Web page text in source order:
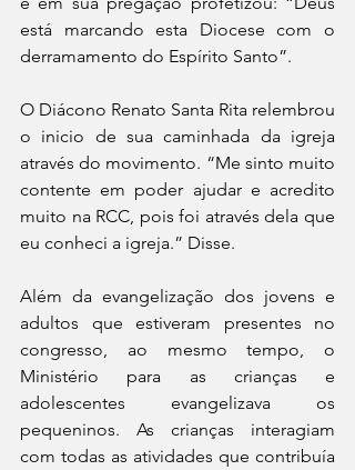
está marcando esta Diocese com o
derramamento do Espírito Santo”.
O Diácono Renato Santa Rita relembrou
o inicio de sua caminhada da igreja
através do movimento. “Me sinto muito
contente em poder ajudar e acredito
muito na RCC, pois foi através dela que
eu conheci a igreja.” Disse.
Além da evangelização dos jovens e
adultos que estiveram presentes no
congresso, ao mesmo tempo, o
Ministério para as crianças e
adolescentes evangelizava os
pequeninos. As crianças interagiam
com todas as atividades que contribuía